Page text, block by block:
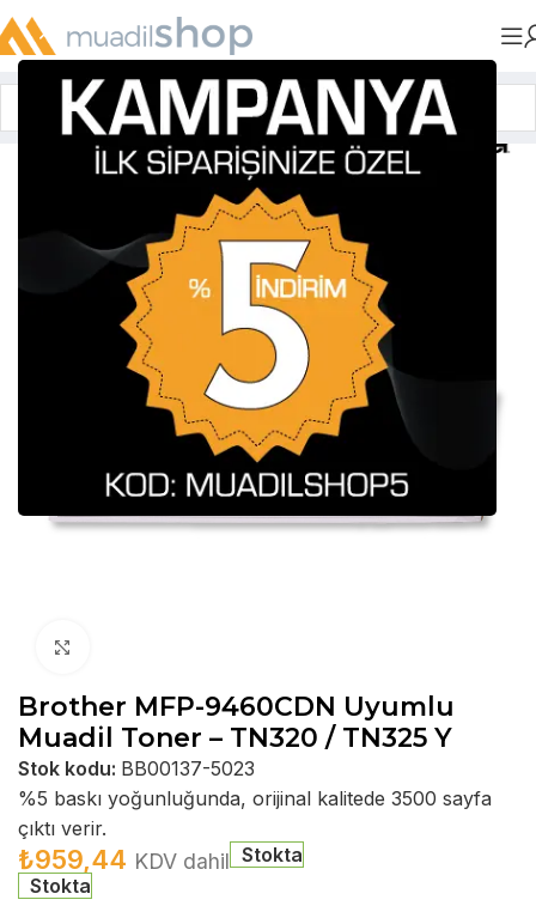
Anasayfa»Muadil Tonerler
Brother MFP-9460CDN Uyumlu
Muadil Toner – TN320 / TN325 Y
Stok kodu: BB00137-5023
%5 baskı yoğunluğunda, orijinal kalitede 3500 sayfa
çıktı verir.
₺959,44 KDV dahil Stokta
Stokta